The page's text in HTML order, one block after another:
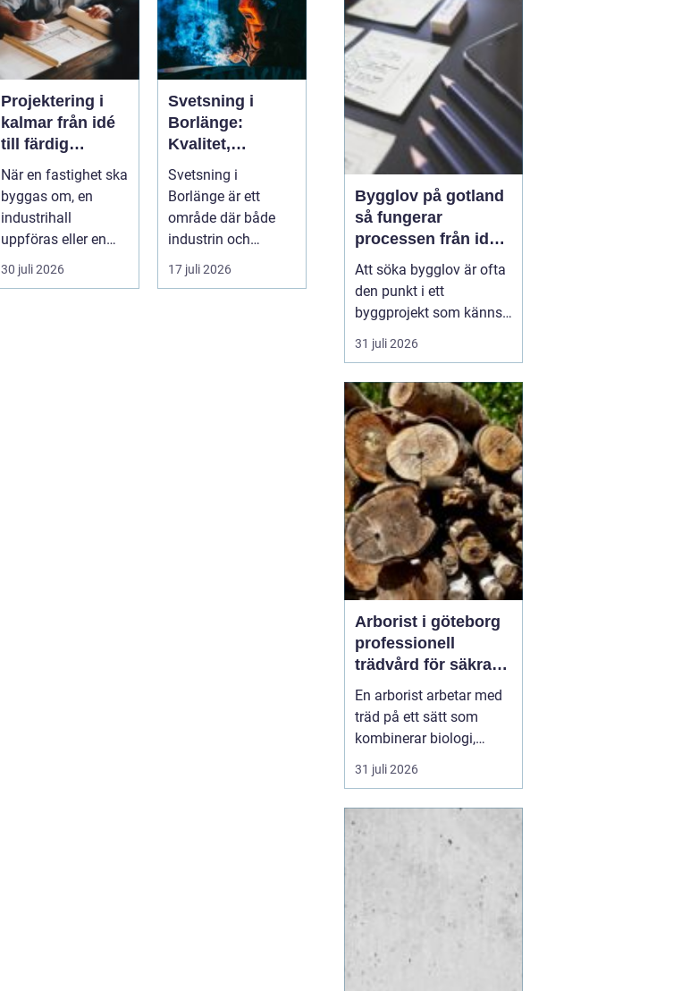
Projektering i
kalmar från idé
till färdig
lösning
När en fastighet ska
byggas om, en
industrihall
uppföras eller en
lantbruksanläggnin
g moderniseras ä...
30 juli 2026
Svetsning i
Borlänge:
Kvalitet,
precision och
hållbara
konstruktioner
Svetsning i
Borlänge är ett
område där både
industrin och
mindre verkst&a...
17 juli 2026
produktivitet och hur en
lokal upplevs varje dag.
När företag i Stockholm
letar
31 juli 2026
Bygglov på gotland
så fungerar
processen från idé
till godkänt beslut
Att söka bygglov är ofta
den punkt i ett
byggprojekt som känns
mest osäker. Frågorna
hopar sig: vilka
länge tar det, vad säger
detaljplanen och hur
påverkas tidsplanen? På
Gotland tillkommer
dessutom särskilda
hänsyn, som kultur...
31 juli 2026
Arborist i göteborg
professionell
trädvård för säkra
och friska träd
En arborist arbetar med
träd på ett sätt som
kombinerar biologi,
säkerhet och hantverk. I
en stad som Göteborg,
med tät bebyggelse,
krävs genomtänkt
trädvård för att både
människor och träd ska
må bra. Många
fastighetsägare, bos...
31 juli 2026